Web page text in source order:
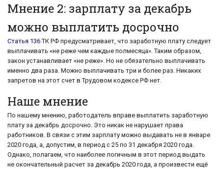
Мнение 2: зарплату за декабрь
можно выплатить досрочно
Статья 136 ТК РФ предусматривает, что заработную плату следует
выплачивать «не реже чем каждые полмесяца». Таким образом,
закон устанавливает «не реже». Но не обязательно выплачивать
именно два раза. Можно выплачивать три и более раз. Никаких
запретов на этот счет в Трудовом кодексе РФ нет.
Наше мнение
По нашему мнению, работодатель вправе выплатить заработную
плату за декабрь досрочно. Это никак не нарушает права
работников. В связи с этим зарплату можно выдавать не в январе
2020 года, а, допустим, в период с 25 по 31 декабря 2020 года.
Однако, полагаем, что наиболее логичным в этот период выдать
не окончательный расчет за декабрь 2020 года, а произвести ещё